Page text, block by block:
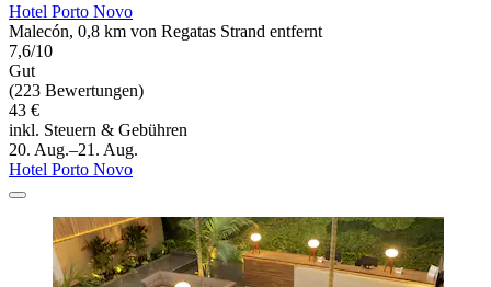
Hotel Porto Novo
Malecón, 0,8 km von Regatas Strand entfernt
7,6/10
Gut
(223 Bewertungen)
43 €
inkl. Steuern & Gebühren
20. Aug.–21. Aug.
Hotel Porto Novo